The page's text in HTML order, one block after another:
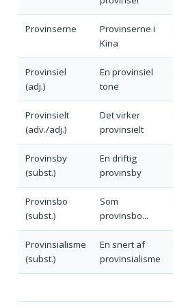
Provinserne
Provinserne i
Kina
Provinsiel
(adj.)
En provinsiel
tone
Provinsielt
(adv./adj.)
Det virker
provinsielt
Provinsby
(subst.)
En driftig
provinsby
Provinsbo
(subst.)
Som
provinsbo...
Provinsialisme
(subst.)
En snert af
provinsialisme